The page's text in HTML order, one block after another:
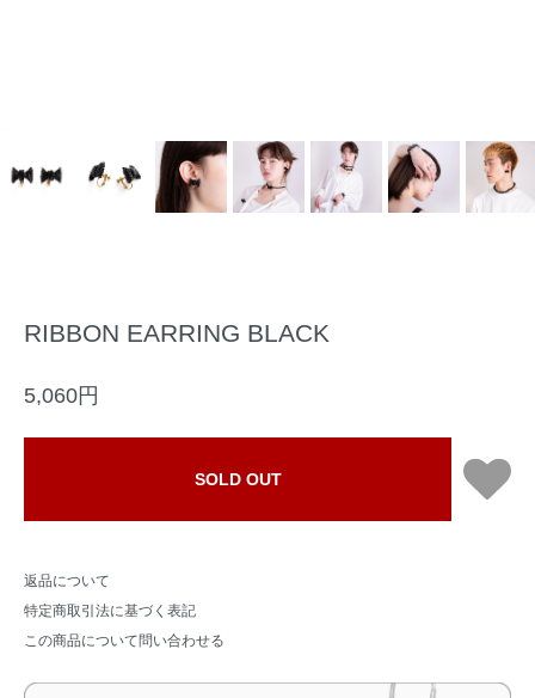
RIBBON EARRING BLACK
5,060円
SOLD OUT
返品について
特定商取引法に基づく表記
この商品について問い合わせる